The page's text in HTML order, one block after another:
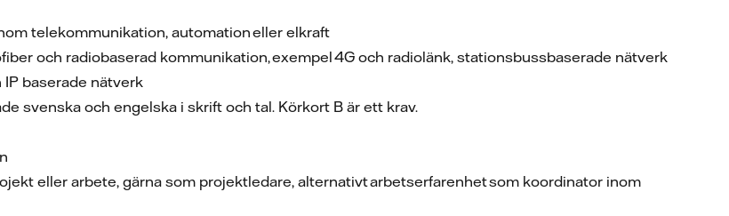
telekommunikation, automation eller elkraft
och radiobaserad kommunikation, exempel 4G och radiolänk, stationsbussbaserade nätverk
baserade nätverk
svenska och engelska i skrift och tal. Körkort B är ett krav.
eller arbete, gärna som projektledare, alternativt arbetserfarenhet som koordinator inom